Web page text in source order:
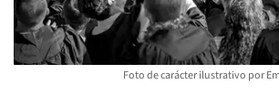
Foto de carácter ilustrativo por